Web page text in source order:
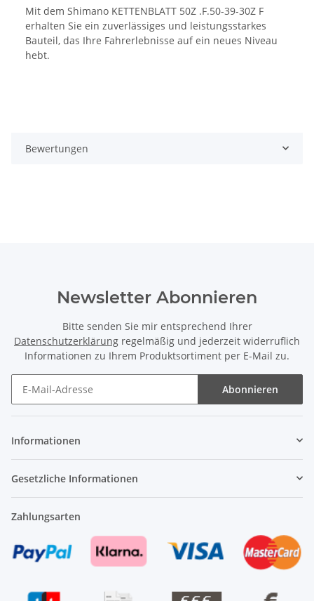
Mit dem Shimano KETTENBLATT 50Z .F.50-39-30Z F
erhalten Sie ein zuverlässiges und leistungsstarkes
Bauteil, das Ihre Fahrerlebnisse auf ein neues Niveau
hebt.
Bewertungen
Newsletter Abonnieren
Bitte senden Sie mir entsprechend Ihrer
Datenschutzerklärung regelmäßig und jederzeit widerruflich
Informationen zu Ihrem Produktsortiment per E-Mail zu.
Abonnieren
Informationen
Gesetzliche Informationen
Zahlungsarten